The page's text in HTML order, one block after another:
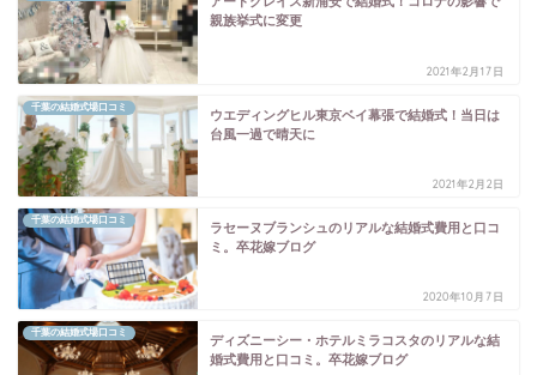
親族挙式に変更
2021年2月17日
千葉の結婚式場口コミ
ウエディングヒル東京ベイ幕張で結婚式！当日は
台風一過で晴天に
2021年2月2日
千葉の結婚式場口コミ
ラセーヌブランシュのリアルな結婚式費用と口コ
ミ。卒花嫁ブログ
2020年10月7日
千葉の結婚式場口コミ
ディズニーシー・ホテルミラコスタのリアルな結
婚式費用と口コミ。卒花嫁ブログ